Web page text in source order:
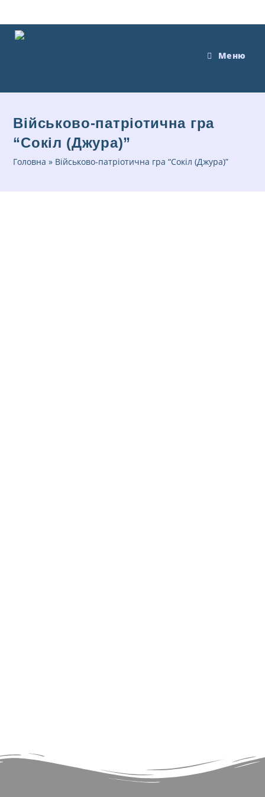
Меню
Військово-патріотична гра
“Сокіл (Джура)”
Головна » Військово-патріотична гра “Сокіл (Джура)”